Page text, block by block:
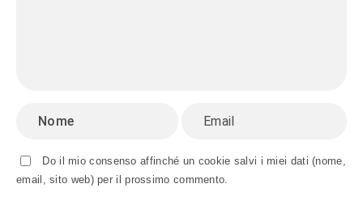
Do il mio consenso affinché un cookie salvi i miei dati (nome,
email, sito web) per il prossimo commento.